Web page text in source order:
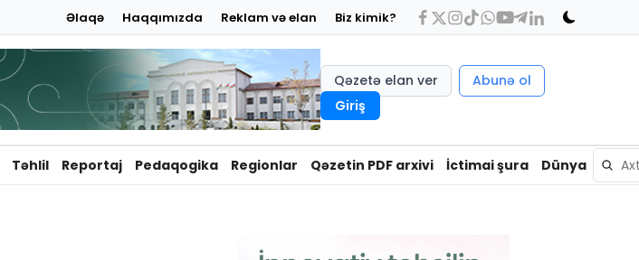
Əlaqə Haqqımızda Reklam və elan Biz kimik?
Qəzetə elan ver
Abunə ol
Giriş
Təhlil Reportaj Pedaqogika Regionlar Qəzetin PDF arxivi İctimai şura Dünya